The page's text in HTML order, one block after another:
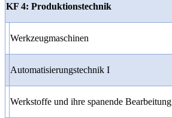
KF 4: Produktionstechnik
Werkzeugmaschinen
Automatisierungstechnik I
Werkstoffe und ihre spanende Bearbeitung